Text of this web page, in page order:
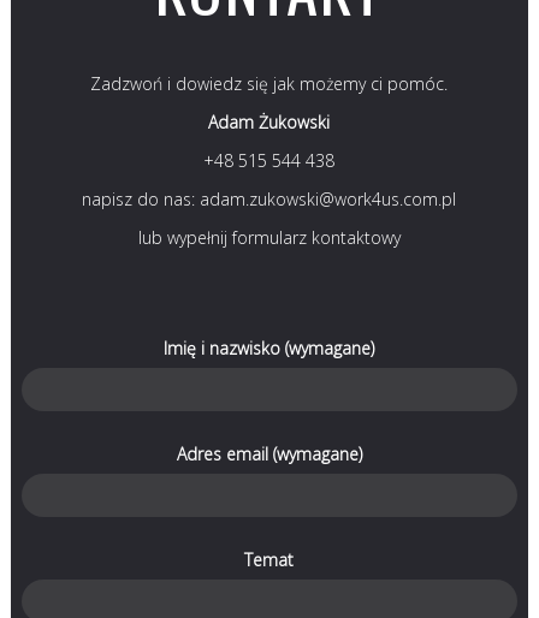
Zadzwoń i dowiedz się jak możemy ci pomóc.
Adam Żukowski
+48 515 544 438
napisz do nas: adam.zukowski@work4us.com.pl
lub wypełnij formularz kontaktowy
Imię i nazwisko (wymagane)
Adres email (wymagane)
Temat